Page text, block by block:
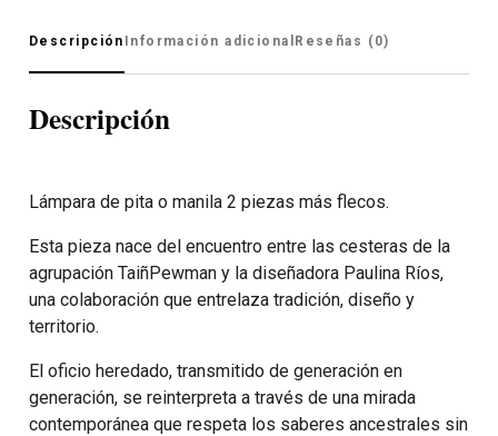
Descripción Información adicional Reseñas (0)
Descripción
Lámpara de pita o manila 2 piezas más flecos.
Esta pieza nace del encuentro entre las cesteras de la
agrupación TaiñPewman y la diseñadora Paulina Ríos,
una colaboración que entrelaza tradición, diseño y
territorio.
El oficio heredado, transmitido de generación en
generación, se reinterpreta a través de una mirada
contemporánea que respeta los saberes ancestrales sin